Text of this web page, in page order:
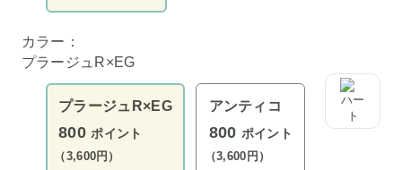
カラー：
プラージュR×EG
プラージュR×EG
800ポイント
（3,600円）
アンティコ
800 ポイント
（3,600円）